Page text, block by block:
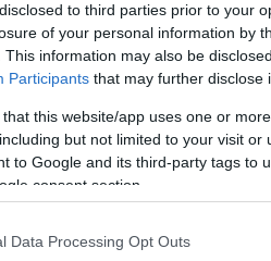
to third parties prior to your
of your personal information by
This information may also be
Participants that may further disclose
that this website/app uses one or
but not limited to your visit
to Google and its third-party tags to
consent section.
Data Processing Opt Outs
Αθήνας Φωτό
ξενοδοχείου στην
στην Αθήνα – Μάθε ποιοι